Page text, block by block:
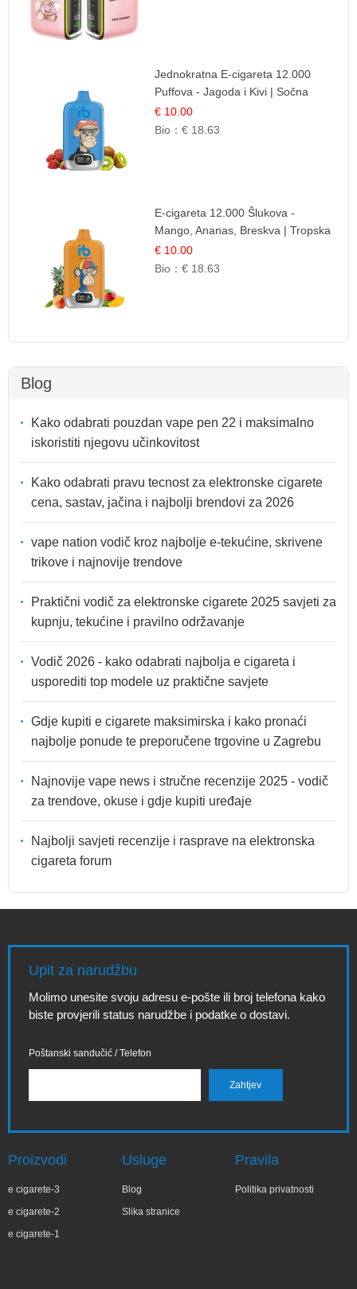
Jednokratna E-cigareta 12.000
Puffova - Jagoda i Kivi | Sočna
Voćna Kombinacija
€ 10.00
Bio：€ 18.63
E-cigareta 12.000 Šlukova -
Mango, Ananas, Breskva | Tropska
Voćna Mješavina
€ 10.00
Bio：€ 18.63
Blog
Kako odabrati pouzdan vape pen 22 i maksimalno
iskoristiti njegovu učinkovitost
Kako odabrati pravu tecnost za elektronske cigarete
cena, sastav, jačina i najbolji brendovi za 2026
vape nation vodič kroz najbolje e-tekućine, skrivene
trikove i najnovije trendove
Praktični vodič za elektronske cigarete 2025 savjeti za
kupnju, tekućine i pravilno održavanje
Vodič 2026 - kako odabrati najbolja e cigareta i
usporediti top modele uz praktične savjete
Gdje kupiti e cigarete maksimirska i kako pronaći
najbolje ponude te preporučene trgovine u Zagrebu
Najnovije vape news i stručne recenzije 2025 - vodič
za trendove, okuse i gdje kupiti uređaje
Najbolji savjeti recenzije i rasprave na elektronska
cigareta forum
Upit za narudžbu
Molimo unesite svoju adresu e-pošte ili broj telefona kako
biste provjerili status narudžbe i podatke o dostavi.
Poštanski sandučić / Telefon
Proizvodi
e cigarete-3
e cigarete-2
e cigarete-1
Usluge
Blog
Slika stranice
Pravila
Politika privatnosti